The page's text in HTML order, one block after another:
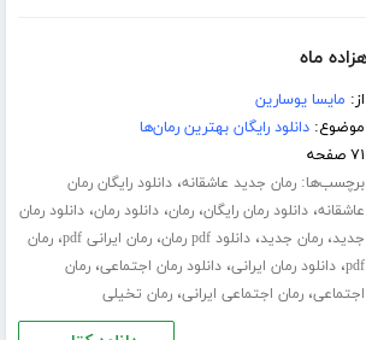
ماه
از: مایسا یوسارین
موضوع:دانلود رایگان بهترین رمان‌ها
۷۱ صفحه
برچسب‌ها:رمان جدید عاشقانه،دانلود رایگان رمان
عاشقانه،دانلود رمان رایگان،رمان،دانلود رمان،دانلود رمان
جدید،رمان جدید،دانلود pdf رمان ،رمان ایرانی pdf ،رمان
pdf،دانلود رمان ایرانی،دانلود رمان اجتماعی،رمان
اجتماعی،رمان اجتماعی ایرانی،رمان تخیلی